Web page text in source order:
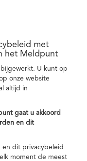
met
het Meldpunt
U kunt op
onze website
altijd in
gaat u akkoord
en dit
en dit privacybeleid
moment de meest